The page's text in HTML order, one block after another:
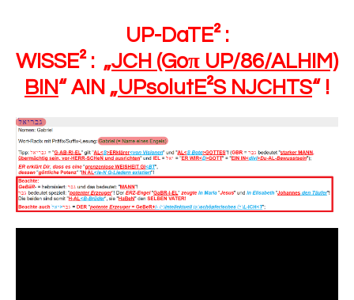
UP-DaTE² :
WISSE² : „JCH (Goπ UP/86/ALHIM)
BIN“ AIN „UPsolutE²S NJCHTS“ !